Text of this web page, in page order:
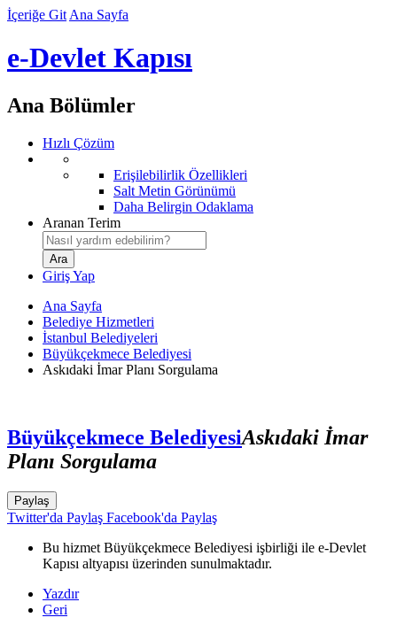
İçeriğe Git Ana Sayfa
e-Devlet Kapısı
Ana Bölümler
Hızlı Çözüm
Erişilebilirlik Özellikleri
Salt Metin Görünümü
Daha Belirgin Odaklama
Aranan Terim
Giriş Yap
Ana Sayfa
Belediye Hizmetleri
İstanbul Belediyeleri
Büyükçekmece Belediyesi
Askıdaki İmar Planı Sorgulama
Büyükçekmece BelediyesiAskıdaki İmar
Planı Sorgulama
Paylaş
Twitter'da Paylaş Facebook'da Paylaş
Bu hizmet Büyükçekmece Belediyesi işbirliği ile e-Devlet
Kapısı altyapısı üzerinden sunulmaktadır.
Yazdır
Geri